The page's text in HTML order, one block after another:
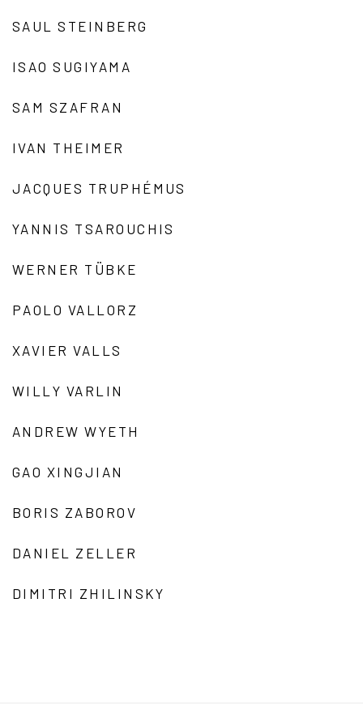
SAUL STEINBERG
ISAO SUGIYAMA
SAM SZAFRAN
IVAN THEIMER
JACQUES TRUPHÉMUS
YANNIS TSAROUCHIS
WERNER TÜBKE
PAOLO VALLORZ
XAVIER VALLS
WILLY VARLIN
ANDREW WYETH
GAO XINGJIAN
BORIS ZABOROV
DANIEL ZELLER
DIMITRI ZHILINSKY